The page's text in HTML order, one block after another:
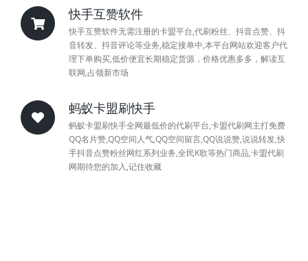
快手互赞软件
快手互赞软件无需注册的卡盟平台,代刷粉丝、抖音点赞、抖
音转发、抖音评论等业务,稳定接单中,本平台网站欢迎客户代
理下单购买,低价便宜长期稳定货源，价格优惠多多，解读互
联网,占领新市场
蚂蚁卡盟刷快手
蚂蚁卡盟刷快手全网最低价的代刷平台,卡盟代刷网主打免费
QQ名片赞,QQ空间人气,QQ空间留言,QQ说说赞,说说转发,快
手抖音点赞粉丝网红系列业务,全民K歌等热门商品,卡盟代刷
网期待您的加入,记住收藏